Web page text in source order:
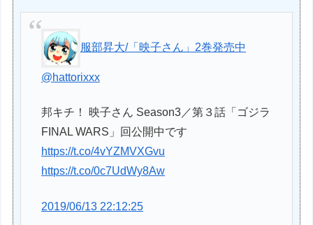
服部昇大/「映子さん」2巻発売中
@hattorixxx
邦キチ！ 映子さん Season3／第３話「ゴジラ
FINAL WARS」回公開中です
https://t.co/4vYZMVXGvu
https://t.co/0c7UdWy8Aw
2019/06/13 22:12:25